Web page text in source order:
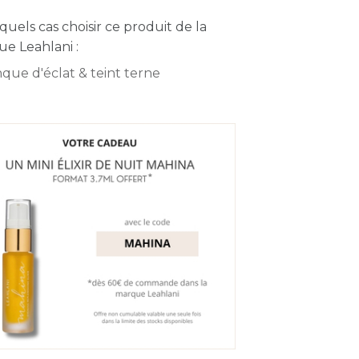
cas choisir ce produit de la
Leahlani :
d'éclat & teint terne